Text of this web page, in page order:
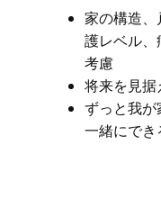
家の構造
護レベル
考慮
将来を見
ずっと我が
一緒にでき